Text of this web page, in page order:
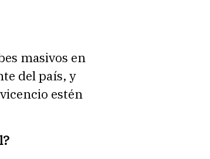
masivos en
del país, y
estén